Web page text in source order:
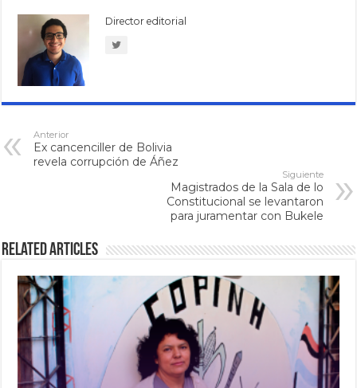
Director editorial
Anterior
Ex cancenciller de Bolivia
revela corrupción de Áñez
Siguiente
Magistrados de la Sala de lo
Constitucional se levantaron
para juramentar con Bukele
Related Articles